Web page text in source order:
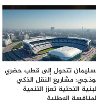
تتحول إلى قطب حضري
مشاريع النقل الذكي
التحتية تعزز التنمية